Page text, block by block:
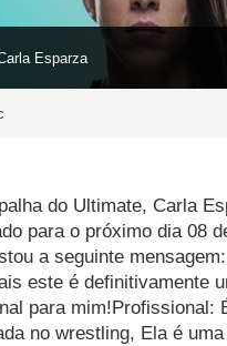
Esparza
do Ultimate, Carla
para o próximo dia 08
a seguinte
este é definitivamente
para mim!Profissional:
no wrestling, Ela é